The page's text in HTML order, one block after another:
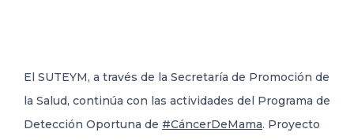
El SUTEYM, a través de la Secretaría de Promoción de
la Salud, continúa con las actividades del Programa de
Detección Oportuna de #CáncerDeMama. Proyecto